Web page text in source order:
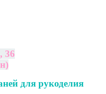
36
для рукоделия